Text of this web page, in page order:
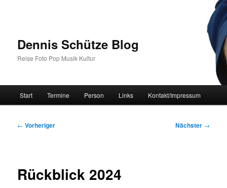
Dennis Schütze Blog
Reise Foto Pop Musik Kultur
Start Termine Person Links Kontakt/Impressum
Beitragsnavigation
← Vorheriger Nächster →
Rückblick 2024